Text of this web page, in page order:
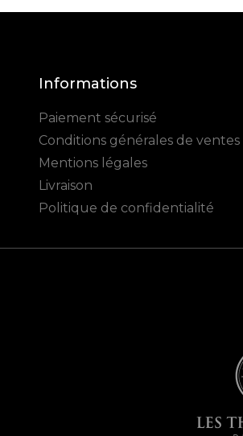
Informations
Paiement sécurisé
Conditions générales de ventes
Mentions légales
Livraison
Politique de confidentialité